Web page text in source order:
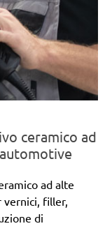
ceramico ad
ad alte
vernici, filler,
di